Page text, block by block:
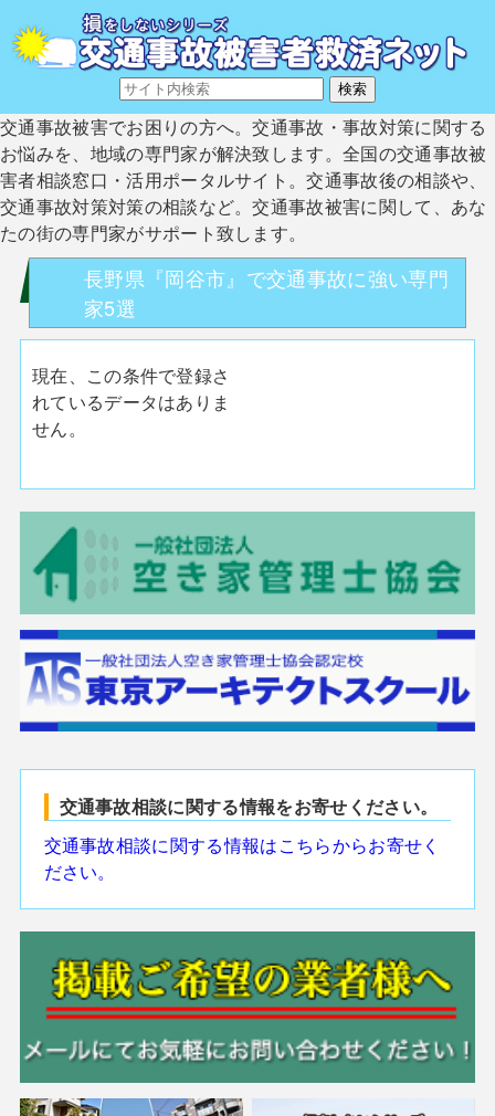
交通事故被害でお困りの方へ。交通事故・事故対策に関する
お悩みを、地域の専門家が解決致します。全国の交通事故被
害者相談窓口・活用ポータルサイト。交通事故後の相談や、
交通事故対策対策の相談など。交通事故被害に関して、あな
たの街の専門家がサポート致します。
長野県『岡谷市』で交通事故に強い専門
家5選
現在、この条件で登録さ
れているデータはありま
せん。
交通事故相談に関する情報をお寄せください。
交通事故相談に関する情報はこちらからお寄せく
ださい。